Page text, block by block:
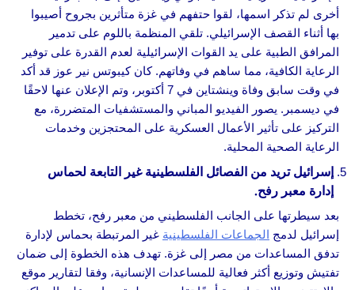
أخرى لم تذكر اسمها، لقوا حتفهم في غزة متأثرين بجروح أصيبوا
بها أثناء القصف الإسرائيلي. تلقي المنظمة باللوم على تدمير
المرافق الطبية على يد القوات الإسرائيلية لعدم القدرة على توفير
الرعاية الكافية، مما ساهم في وفاتهم. كان كيبوتس نير عوز قد أكد
في وقت سابق وفاة وينشتاين في 7 أكتوبر، وتم الإعلان عنها لاحقًا
في ديسمبر. يصور الفيديو المباني والمستشفيات المتضررة، مع
التركيز على تأثير الأعمال العسكرية على المحتجزين وخدمات
الرعاية الصحية المحلية.
إسرائيل تريد من الفصائل الفلسطينية غير التابعة لحماس
إدارة معبر رفح.
بعد سيطرتها على الجانب الفلسطيني من معبر رفح، تخطط
إسرائيل لدمج الجماعات الفلسطينية غير المرتبطة بحماس لإدارة
تدفق المساعدات من مصر إلى غزة. تهدف هذه الخطوة إلى ضمان
تفتيش وتوزيع أكثر فعالية للمساعدات الإنسانية، وفقا لتقارير موقع